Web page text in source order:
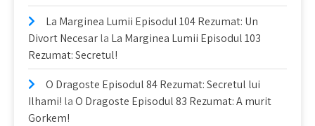
La Marginea Lumii Episodul 104 Rezumat: Un
Divort Necesarla La Marginea Lumii Episodul 103
Rezumat: Secretul!
O Dragoste Episodul 84 Rezumat: Secretul lui
Ilhami! laO Dragoste Episodul 83 Rezumat: A murit
Gorkem!